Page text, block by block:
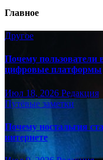
Главное
Другое
Почему пользователи
цифровые платформы
Июл 18, 2026 Редакция
Путёвые заметки
Почему ностальгия
интернете